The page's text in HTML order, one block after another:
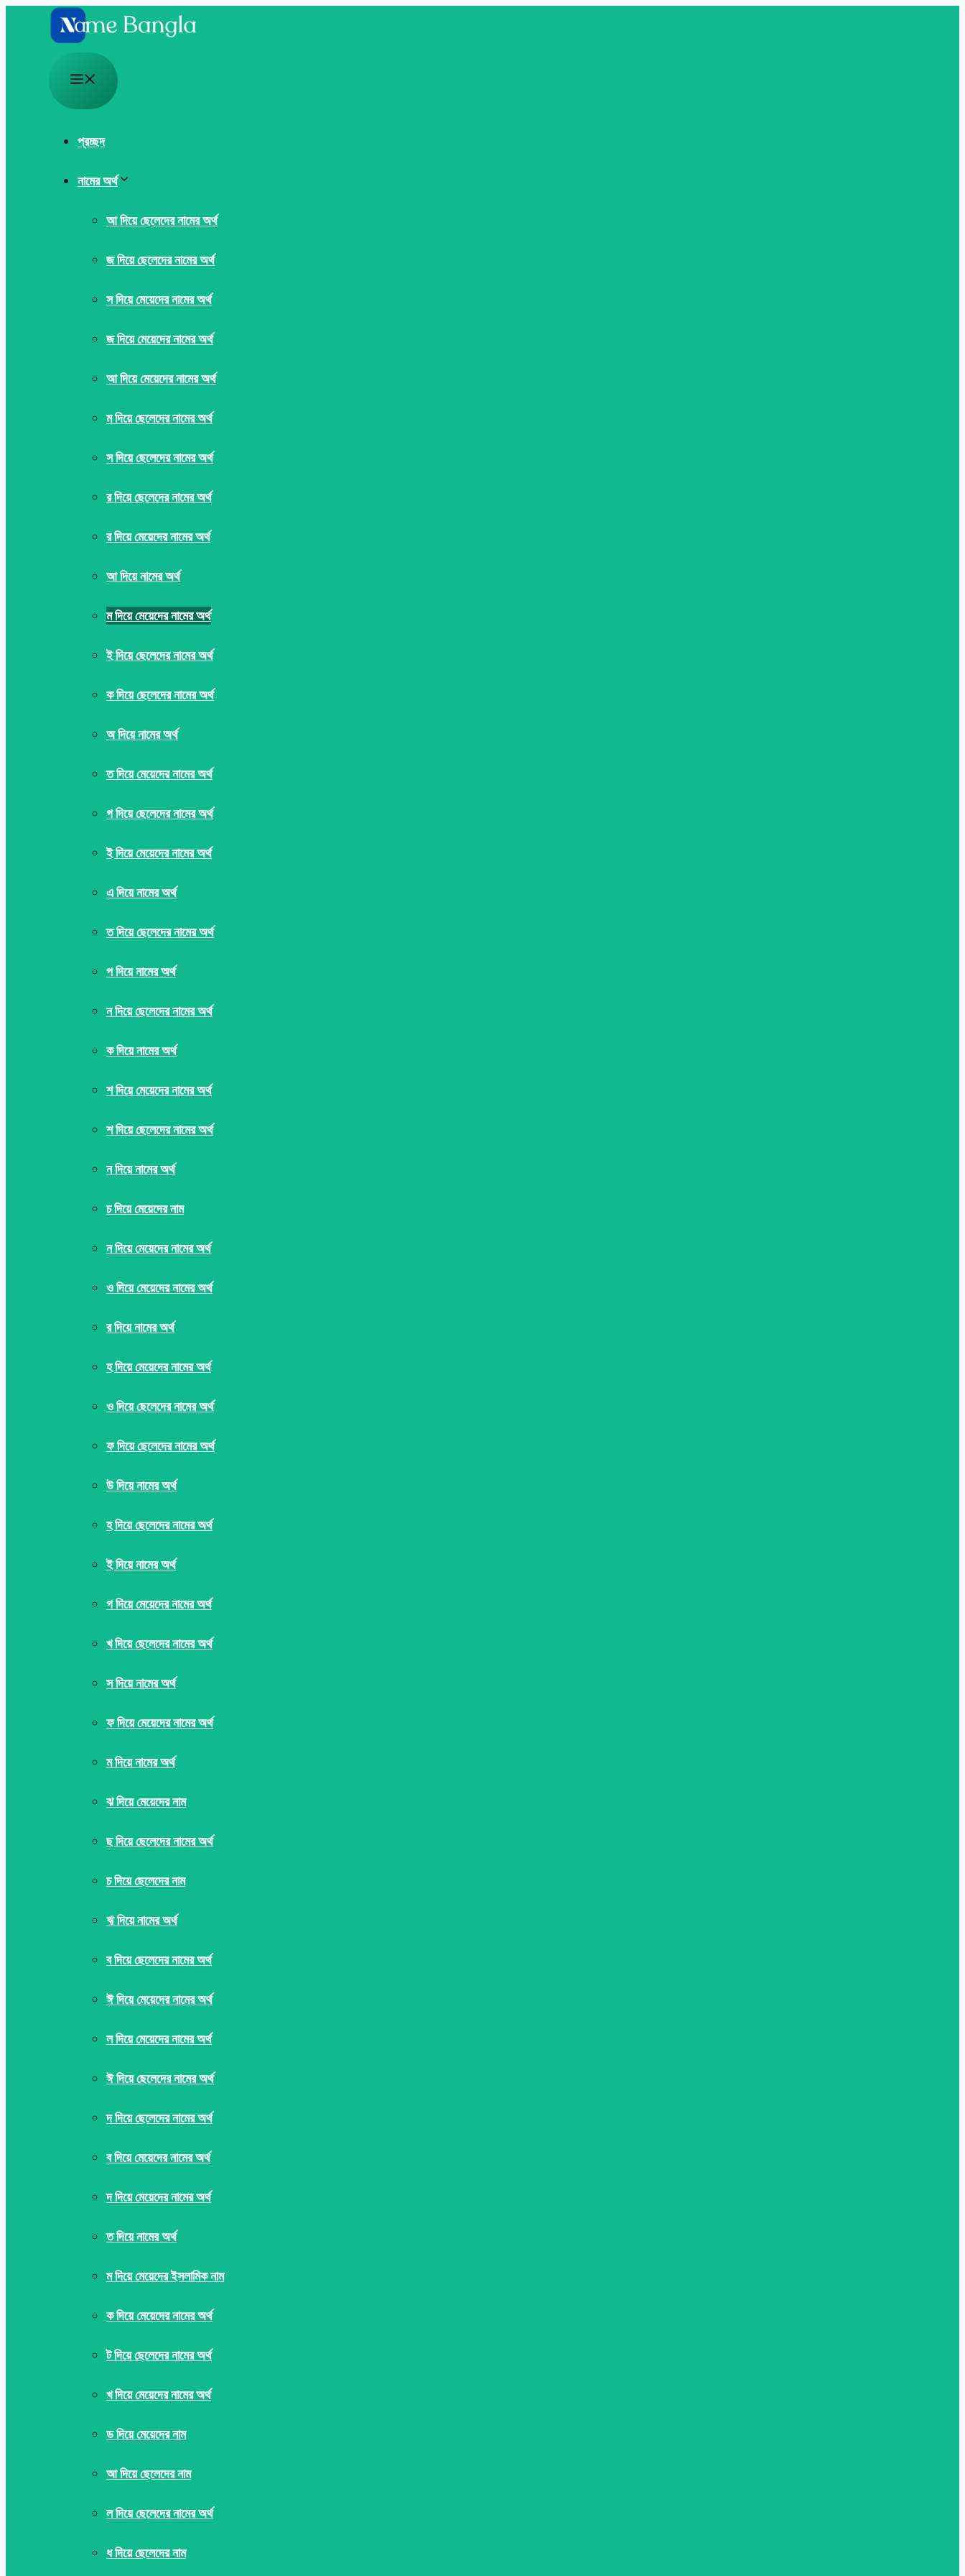
Menu
প্রচ্ছদ
নামের অর্থ
আ দিয়ে ছেলেদের নামের অর্থ
জ দিয়ে ছেলেদের নামের অর্থ
স দিয়ে মেয়েদের নামের অর্থ
জ দিয়ে মেয়েদের নামের অর্থ
আ দিয়ে মেয়েদের নামের অর্থ
ম দিয়ে ছেলেদের নামের অর্থ
স দিয়ে ছেলেদের নামের অর্থ
র দিয়ে ছেলেদের নামের অর্থ
র দিয়ে মেয়েদের নামের অর্থ
আ দিয়ে নামের অর্থ
ম দিয়ে মেয়েদের নামের অর্থ
ই দিয়ে ছেলেদের নামের অর্থ
ক দিয়ে ছেলেদের নামের অর্থ
অ দিয়ে নামের অর্থ
ত দিয়ে মেয়েদের নামের অর্থ
গ দিয়ে ছেলেদের নামের অর্থ
ই দিয়ে মেয়েদের নামের অর্থ
এ দিয়ে নামের অর্থ
ত দিয়ে ছেলেদের নামের অর্থ
প দিয়ে নামের অর্থ
ন দিয়ে ছেলেদের নামের অর্থ
ক দিয়ে নামের অর্থ
শ দিয়ে মেয়েদের নামের অর্থ
শ দিয়ে ছেলেদের নামের অর্থ
ন দিয়ে নামের অর্থ
চ দিয়ে মেয়েদের নাম
ন দিয়ে মেয়েদের নামের অর্থ
ও দিয়ে মেয়েদের নামের অর্থ
র দিয়ে নামের অর্থ
হ দিয়ে মেয়েদের নামের অর্থ
ও দিয়ে ছেলেদের নামের অর্থ
ফ দিয়ে ছেলেদের নামের অর্থ
উ দিয়ে নামের অর্থ
হ দিয়ে ছেলেদের নামের অর্থ
ই দিয়ে নামের অর্থ
গ দিয়ে মেয়েদের নামের অর্থ
খ দিয়ে ছেলেদের নামের অর্থ
স দিয়ে নামের অর্থ
ফ দিয়ে মেয়েদের নামের অর্থ
ম দিয়ে নামের অর্থ
ঝ দিয়ে মেয়েদের নাম
ছ দিয়ে ছেলেদের নামের অর্থ
চ দিয়ে ছেলেদের নাম
ঋ দিয়ে নামের অর্থ
ব দিয়ে ছেলেদের নামের অর্থ
ঈ দিয়ে মেয়েদের নামের অর্থ
ল দিয়ে মেয়েদের নামের অর্থ
ঈ দিয়ে ছেলেদের নামের অর্থ
দ দিয়ে ছেলেদের নামের অর্থ
ব দিয়ে মেয়েদের নামের অর্থ
দ দিয়ে মেয়েদের নামের অর্থ
ত দিয়ে নামের অর্থ
ম দিয়ে মেয়েদের ইসলামিক নাম
ক দিয়ে মেয়েদের নামের অর্থ
ট দিয়ে ছেলেদের নামের অর্থ
খ দিয়ে মেয়েদের নামের অর্থ
ড দিয়ে মেয়েদের নাম
আ দিয়ে ছেলেদের নাম
ল দিয়ে ছেলেদের নামের অর্থ
ধ দিয়ে ছেলেদের নাম